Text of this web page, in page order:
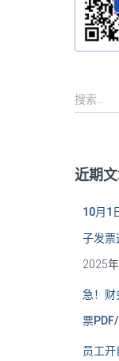
搜
索
搜索…
近期
10月1
子发票
2025
急！财
票
员工